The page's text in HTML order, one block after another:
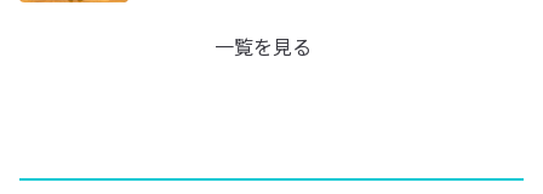
一覧を見る